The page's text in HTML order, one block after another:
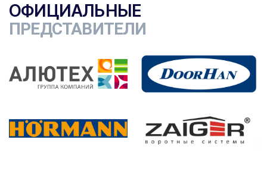
ОФИЦИАЛЬНЫЕ
ПРЕДСТАВИТЕЛИ